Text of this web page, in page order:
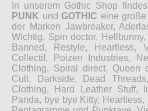
In unserem Gothic Shop
PUNK und GOTHIC eine
der Marken Jawbreaker,
Wichtig, Spin doctor,
Banned, Restyle, Heartless,
Collectif, Poizen Industries,
Clothing, Spiral direct, Queen
Cult, Darkside, Dead
Clothing, Hard Leather Stuff,
Panda, bye bye Kitty,